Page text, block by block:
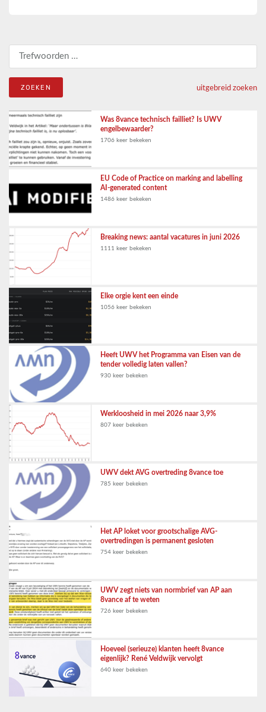
Zoeken naar:
uitgebreid zoeken
Was 8vance technisch failliet? Is UWV
engelbewaarder?
1706 keer bekeken
EU Code of Practice on marking and labelling
AI-generated content
1486 keer bekeken
Breaking news: aantal vacatures in juni 2026
1111 keer bekeken
Elke orgie kent een einde
1056 keer bekeken
Heeft UWV het Programma van Eisen van de
tender volledig laten vallen?
930 keer bekeken
Werkloosheid in mei 2026 naar 3,9%
807 keer bekeken
UWV dekt AVG overtreding 8vance toe
785 keer bekeken
Het AP loket voor grootschalige AVG-
overtredingen is permanent gesloten
754 keer bekeken
UWV zegt niets van normbrief van AP aan
8vance af te weten
726 keer bekeken
Hoeveel (serieuze) klanten heeft 8vance
eigenlijk? René Veldwijk vervolgt
640 keer bekeken